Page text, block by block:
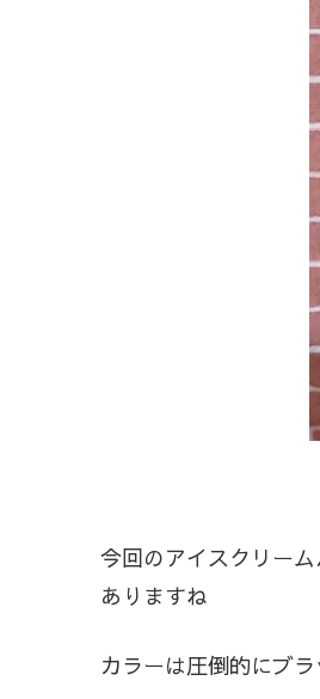
今回のアイスクリー
ありますね
カラーは圧倒的にブ